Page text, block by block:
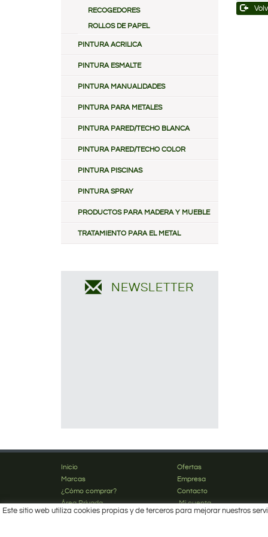
RECOGEDORES
ROLLOS DE PAPEL
PINTURA ACRILICA
PINTURA ESMALTE
PINTURA MANUALIDADES
PINTURA PARA METALES
PINTURA PARED/TECHO BLANCA
PINTURA PARED/TECHO COLOR
PINTURA PISCINAS
PINTURA SPRAY
PRODUCTOS PARA MADERA Y MUEBLE
TRATAMIENTO PARA EL METAL
NEWSLETTER
Inicio
Ofertas
Marcas
Empresa
¿Cómo comprar?
Contacto
Área Privada
Mi cuenta
Este sitio web utiliza cookies propias y de terceros para mejorar nuestros